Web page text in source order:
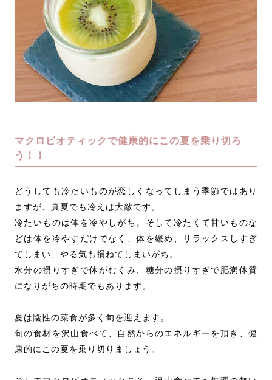
マクロビオティックで健康的にこの夏を乗り切ろ
う！！
どうしても冷たいものが恋しくなってしまう季節ではあり
ますが、真夏でも冷えは大敵です。
冷たいものは体を冷やしがち。そして冷たくて甘いものな
どは体を冷やすだけでなく、体を緩め、リラックスしすぎ
てしまい、やる気も損ねてしまいがち。
水分の摂りすぎで体がむくみ、糖分の摂りすぎで肥満体質
になりがちの時期でもあります。
夏は陰性の菜食が多く旬を迎えます。
旬の食材を沢山食べて、自然からのエネルギーを頂き、健
康的にこの夏を乗り切りましょう。